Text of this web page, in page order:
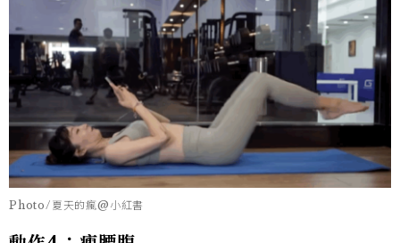
Photo/夏天的瘋@小紅書